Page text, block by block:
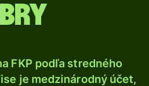
FKP podľa stredného
je medzinárodný účet,